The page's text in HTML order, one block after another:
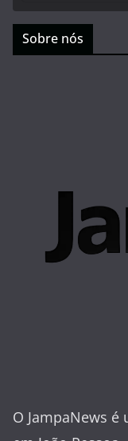
Sobre nós
O JampaNews